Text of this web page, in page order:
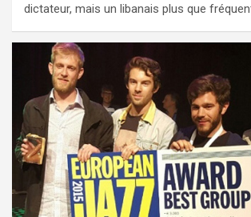
dictateur, mais un libanais plus que